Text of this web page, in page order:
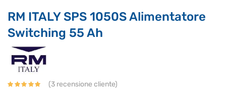
RM ITALY SPS 1050S Alimentatore
Switching 55 Ah
(3 recensione cliente)